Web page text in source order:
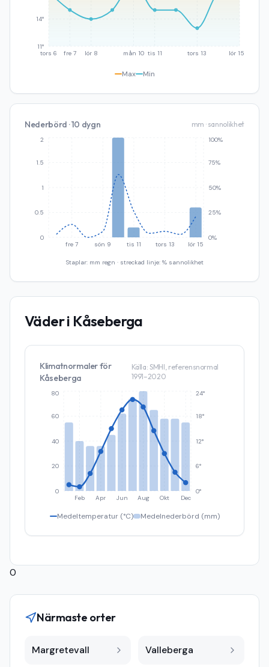
tors 6 fre 7 lör 8 mån 10 tis 11 tors 13 lör 15
11°
14°
Max Min
Nederbörd · 10 dygn mm · sannolikhet
fre 7 sön 9 tis 11 tors 13 lör 15
0
0.5
1
1.5
2
0%
25%
50%
75%
100%
Staplar: mm regn · streckad linje: % sannolikhet
Väder i Kåseberga
Klimatnormaler för
Kåseberga
Källa: SMHI, referensnormal
1991–2020
Feb Apr Jun Aug Okt Dec
0
20
40
60
80
0°
6°
12°
18°
24°
Medeltemperatur (°C) Medelnederbörd (mm)
0
Närmaste orter
Margretevall Valleberga